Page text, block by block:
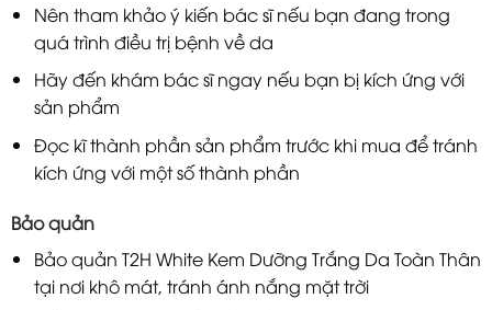
Nên tham khảo ý kiến bác sĩ nếu bạn đang trong
quá trình điều trị bệnh về da
Hãy đến khám bác sĩ ngay nếu bạn bị kích ứng với
sản phẩm
Đọc kĩ thành phần sản phẩm trước khi mua để tránh
kích ứng với một số thành phần
Bảo quản
Bảo quản T2H White Kem Dưỡng Trắng Da Toàn Thân
tại nơi khô mát, tránh ánh nắng mặt trời